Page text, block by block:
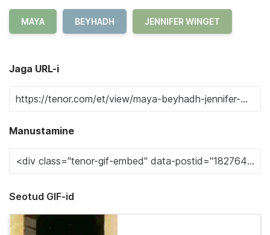
MAYA BEYHADH JENNIFER WINGET
Jaga URL-i
Manustamine
Seotud GIF-id